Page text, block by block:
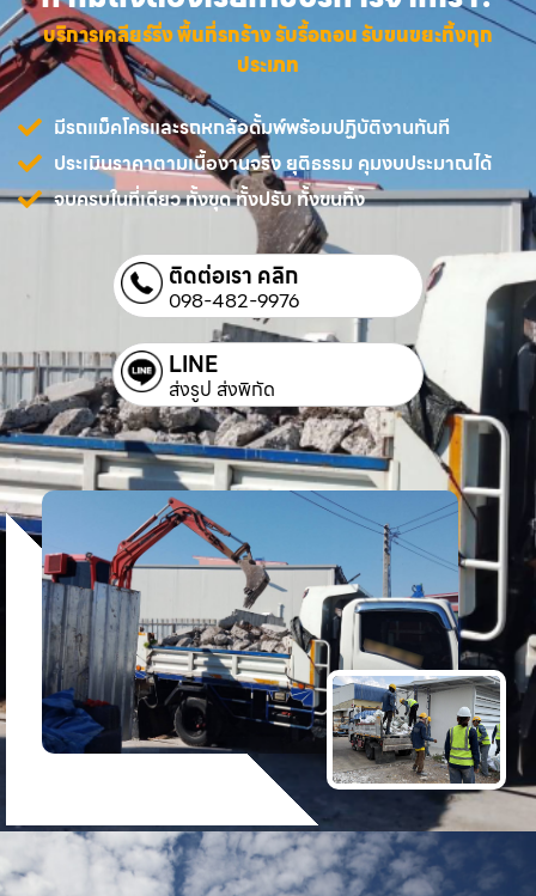
บริการเคลียร์ริ่ง พื้นที่รกร้าง รับรื้อถอน รับขนขยะทิ้งทุก
ประเภท
มีรถแม็คโครและรถหกล้อดั้มพ์พร้อมปฏิบัติงานทันที
ประเมินราคาตามเนื้องานจริง ยุติธรรม คุมงบประมาณได้
จบครบในที่เดียว ทั้งขุด ทั้งปรับ ทั้งขนทิ้ง
ติดต่อเรา คลิก
098-482-9976
LINE
ส่งรูป ส่งพิกัด